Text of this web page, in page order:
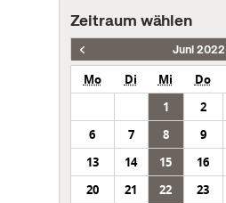
Zeitraum wählen
Juni 2022
Mo Di Mi Do
1
2
6
7 8 9
13
14 15 16
20
21 22 23